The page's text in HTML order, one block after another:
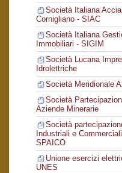
Società Italiana
Cornigliano - SIAC
Società Italiana
Immobiliari - SIGIM
Società Lucana
Idrolettriche
Società Meridionale
Società
Aziende Minerarie
Società
Industriali e
SPAICO
Unione esercizi
UNES